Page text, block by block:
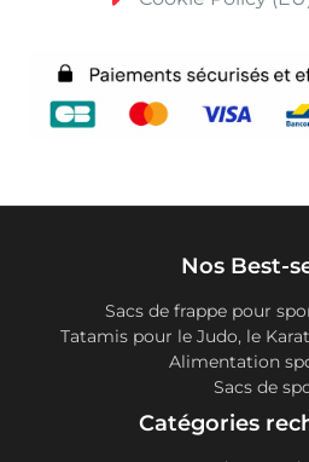
Nos Best-
Sacs de frappe pour
Tatamis pour le Judo, le
Alimentation
Sacs de
Catégories